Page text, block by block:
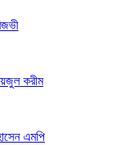
করীম
এমপি